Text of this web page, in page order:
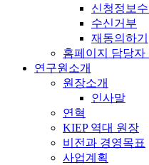
신청정보
수신거부
재동의하기
홈페이지 담당자
연구원소개
원장소개
인사말
연혁
KIEP 역대 원장
비전과 경영목표
사업계획